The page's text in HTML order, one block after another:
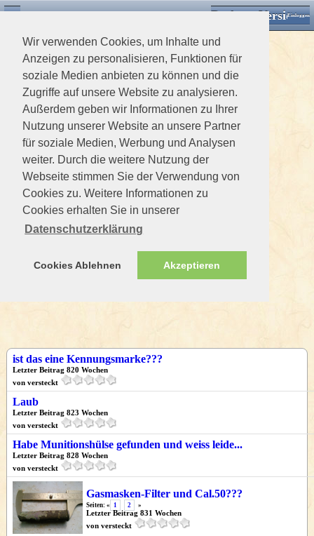
Wir verwenden Cookies, um Inhalte und
Anzeigen zu personalisieren, Funktionen für
soziale Medien anbieten zu können und die
Zugriffe auf unsere Website zu analysieren.
Außerdem geben wir Informationen zu Ihrer
Nutzung unserer Website an unsere Partner
für soziale Medien, Werbung und Analysen
weiter. Durch die weitere Nutzung der
Webseite stimmen Sie der Verwendung von
Cookies zu. Weitere Informationen zu
Cookies erhalten Sie in unserer
Datenschutzerklärung
Cookies Ablehnen Akzeptieren
Desktop VersionEinloggen
ist das eine Kennungsmarke???
Letzter Beitrag 820 Wochen
von versteckt
Laub
Letzter Beitrag 823 Wochen
von versteckt
Habe Munitionshülse gefunden und weiss leide...
Letzter Beitrag 828 Wochen
von versteckt
Gasmasken-Filter und Cal.50???
Seiten: « 1 2 »
Letzter Beitrag 831 Wochen
von versteckt